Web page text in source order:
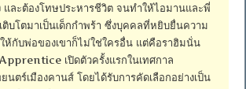
และต้องโทษประหารชีวิต จนทำให้ไอมานและพี่
ติบโตมาเป็นเด็กกำพร้า ซึ่งบุคคลที่หยิบยื่นความ
ห้กับพ่อของเขาก็ไม่ใช่ใครอื่น แต่คือราฮิมนั่น
Apprentice เปิดตัวครั้งแรกในเทศกาล
นตร์เมืองคานส์ โดยได้รับการคัดเลือกอย่างเป็น